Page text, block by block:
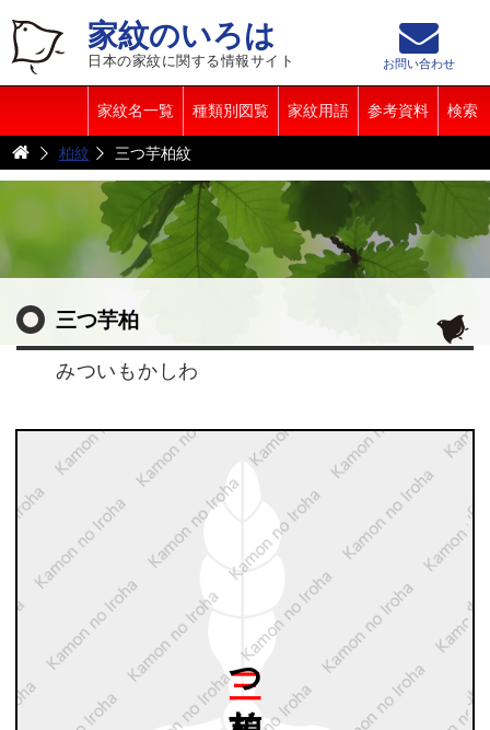
家紋のいろは
日本の家紋に関する情報サイト
家紋名一覧 種類別図覧 家紋用語 参考資料 検索
お問い合わせ
柏紋 三つ芋柏紋
三つ芋柏
みついもかしわ
芋柏